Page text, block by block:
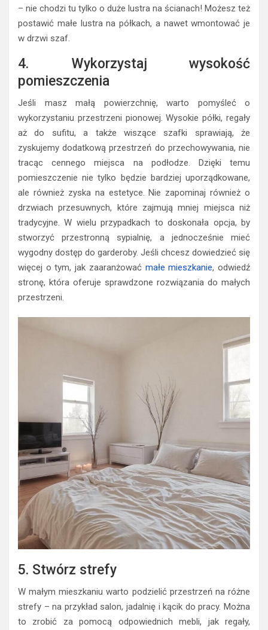
– nie chodzi tu tylko o duże lustra na ścianach! Możesz też
postawić małe lustra na półkach, a nawet wmontować je
w drzwi szaf.
4. Wykorzystaj wysokość
pomieszczenia
Jeśli masz małą powierzchnię, warto pomyśleć o
wykorzystaniu przestrzeni pionowej. Wysokie półki, regały
aż do sufitu, a także wiszące szafki sprawiają, że
zyskujemy dodatkową przestrzeń do przechowywania, nie
tracąc cennego miejsca na podłodze. Dzięki temu
pomieszczenie nie tylko będzie bardziej uporządkowane,
ale również zyska na estetyce. Nie zapominaj również o
drzwiach przesuwnych, które zajmują mniej miejsca niż
tradycyjne. W wielu przypadkach to doskonała opcja, by
stworzyć przestronną sypialnię, a jednocześnie mieć
wygodny dostęp do garderoby. Jeśli chcesz dowiedzieć się
więcej o tym, jak zaaranżować małe mieszkanie, odwiedź
stronę, która oferuje sprawdzone rozwiązania do małych
przestrzeni.
5. Stwórz strefy
W małym mieszkaniu warto podzielić przestrzeń na różne
strefy – na przykład salon, jadalnię i kącik do pracy. Można
to zrobić za pomocą odpowiednich mebli, jak regały,